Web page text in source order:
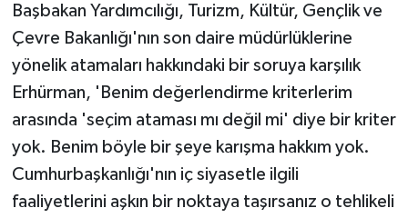
Başbakan Yardımcılığı, Turizm, Kültür, Gençlik ve
Çevre Bakanlığı'nın son daire müdürlüklerine
yönelik atamaları hakkındaki bir soruya karşılık
Erhürman, 'Benim değerlendirme kriterlerim
arasında 'seçim ataması mı değil mi' diye bir kriter
yok. Benim böyle bir şeye karışma hakkım yok.
Cumhurbaşkanlığı'nın iç siyasetle ilgili
faaliyetlerini aşkın bir noktaya taşırsanız o tehlikeli